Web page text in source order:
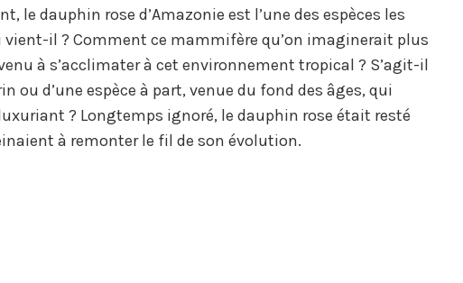
le dauphin rose d’Amazonie est l’une des espèces les
vient-il ? Comment ce mammifère qu’on imaginerait plus
à s’acclimater à cet environnement tropical ? S’agit-il
ou d’une espèce à part, venue du fond des âges, qui
? Longtemps ignoré, le dauphin rose était resté
à remonter le fil de son évolution.